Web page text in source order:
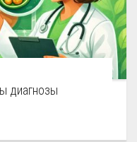
диагнозы